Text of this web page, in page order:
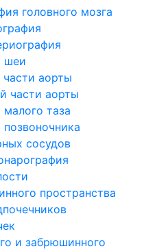
головного мозга
шеи
аорты
части аорты
таза
сосудов
пространства
и забрюшинного